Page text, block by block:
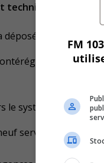
technique de la
un projet de
Ouest,
système de santé
servirait à attirer
FM